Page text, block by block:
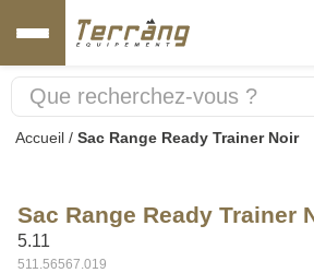
Accueil / Sac Range Ready Trainer Noir
Sac Range Ready Trainer
5.11
511.56567.019